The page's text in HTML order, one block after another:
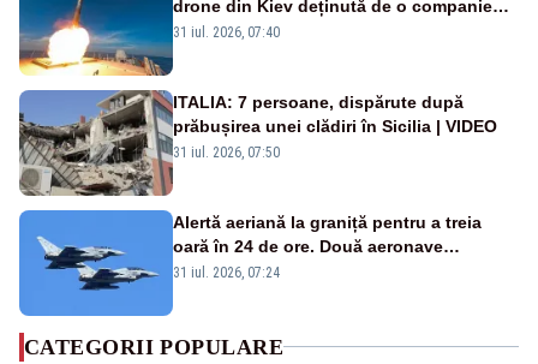
drone din Kiev deținută de o companie
americană, distrusă de o rachetă
31 iul. 2026, 07:40
ITALIA: 7 persoane, dispărute după
prăbușirea unei clădiri în Sicilia | VIDEO
31 iul. 2026, 07:50
Alertă aeriană la graniță pentru a treia
oară în 24 de ore. Două aeronave
Eurofighter britanice au fost ridicate de la
31 iul. 2026, 07:24
CATEGORII POPULARE